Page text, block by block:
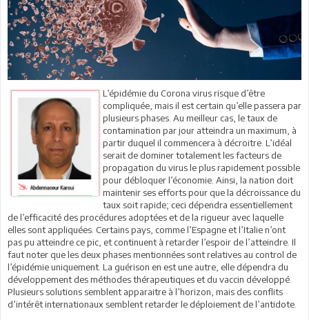
L’épidémie du Corona virus risque d’être
compliquée, mais il est certain qu’elle passera par
plusieurs phases. Au meilleur cas, le taux de
contamination par jour atteindra un maximum, à
partir duquel il commencera à décroitre. L’idéal
serait de dominer totalement les facteurs de
propagation du virus le plus rapidement possible
pour débloquer l’économie. Ainsi, la nation doit
maintenir ses efforts pour que la décroissance du
taux soit rapide; ceci dépendra essentiellement
de l’efficacité des procédures adoptées et de la rigueur avec laquelle
elles sont appliquées. Certains pays, comme l’Espagne et l’Italie n’ont
pas pu atteindre ce pic, et continuent à retarder l’espoir de l’atteindre. Il
faut noter que les deux phases mentionnées sont relatives au control de
l’épidémie uniquement. La guérison en est une autre, elle dépendra du
développement des méthodes thérapeutiques et du vaccin développé.
Plusieurs solutions semblent apparaitre à l’horizon, mais des conflits
d’intérêt internationaux semblent retarder le déploiement de l’antidote.